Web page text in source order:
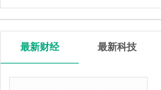
最新财经 最新科技